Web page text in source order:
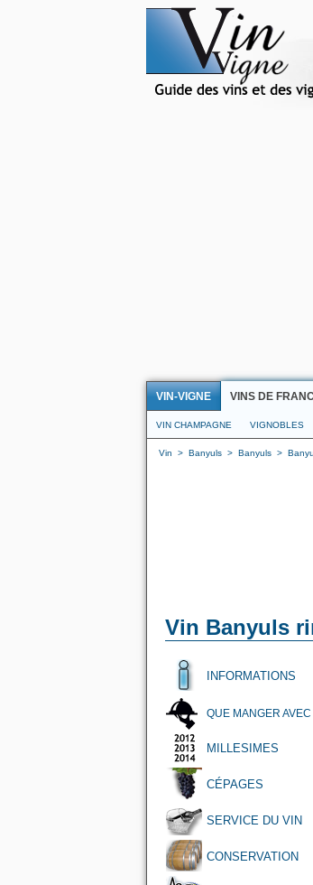
VIN-VIGNE VINS DE
VIN CHAMPAGNE VIGNOBLES
Vin > Banyuls > Banyuls >
Vin Banyuls
INFORMATIONS
QUE MANGER
MILLESIMES
CÉPAGES
SERVICE DU VIN
CONSERVATION